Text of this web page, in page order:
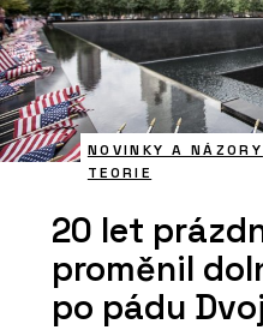
NOVINKY A NÁZORY
TEORIE
20 let
proměnil
po pádu